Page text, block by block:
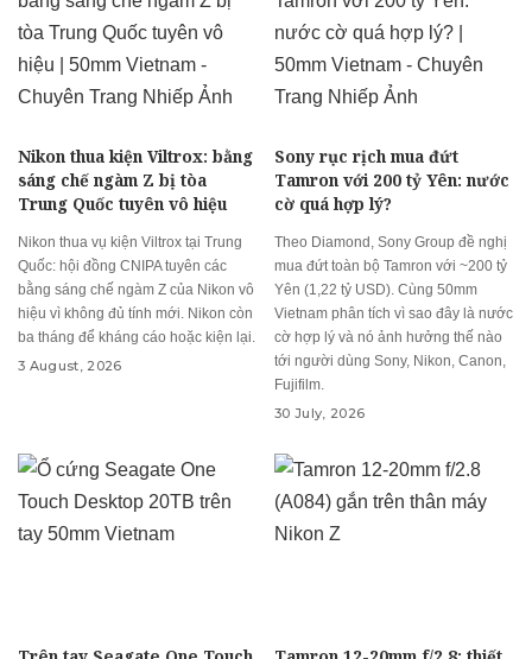
Nikon thua kiện Viltrox: bằng
sáng chế ngàm Z bị tòa
Trung Quốc tuyên vô hiệu
Nikon thua vụ kiện Viltrox tại Trung
Quốc: hội đồng CNIPA tuyên các
bằng sáng chế ngàm Z của Nikon vô
hiệu vì không đủ tính mới. Nikon còn
ba tháng để kháng cáo hoặc kiện lại.
3 August, 2026
Sony rục rịch mua đứt
Tamron với 200 tỷ Yên: nước
cờ quá hợp lý?
Theo Diamond, Sony Group đề nghị
mua đứt toàn bộ Tamron với ~200 tỷ
Yên (1,22 tỷ USD). Cùng 50mm
Vietnam phân tích vì sao đây là nước
cờ hợp lý và nó ảnh hưởng thế nào
tới người dùng Sony, Nikon, Canon,
Fujifilm.
30 July, 2026